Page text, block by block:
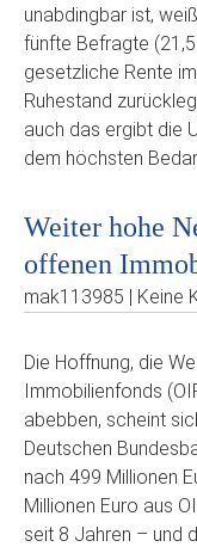
unabdingbar ist,
fünfte Befragte
gesetzliche Rente
Ruhestand
auch das ergibt die
dem höchsten
Weiter hohe
offenen
mak113985 | Keine
Die Hoffnung, die
Immobilienfonds
abebben, scheint
Deutschen
nach 499 Millionen
Millionen Euro aus
seit 8 Jahren – und